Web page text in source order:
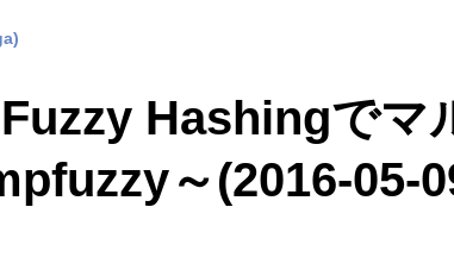
Hashingでマ
～(2016-05-